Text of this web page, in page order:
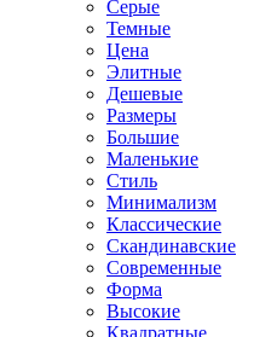
Серые
Темные
Цена
Элитные
Дешевые
Размеры
Большие
Маленькие
Стиль
Минимализм
Классические
Скандинавские
Современные
Форма
Высокие
Квадратные